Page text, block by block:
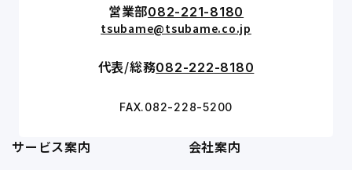
営業部082-221-8180
tsubame@tsubame.co.jp
代表/総務082-222-8180
FAX.082-228-5200
サービス案内
会社案内